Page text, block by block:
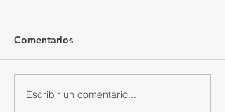
Comentarios
Escribir un comentario...